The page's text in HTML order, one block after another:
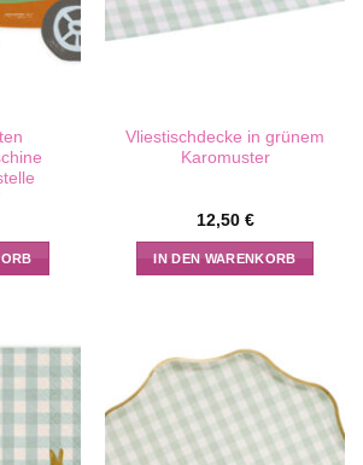
Vliestischdecke in grünem
Karomuster
12,50 €
IN DEN WARENKORB